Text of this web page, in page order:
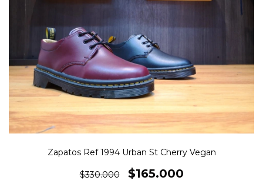
Zapatos Ref 1994 Urban St Cherry Vegan
$330.000 $165.000